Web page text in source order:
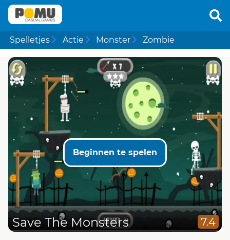
Spelletjes Actie Monster Zombie
Beginnen te spelen
Save The Monsters 7.4